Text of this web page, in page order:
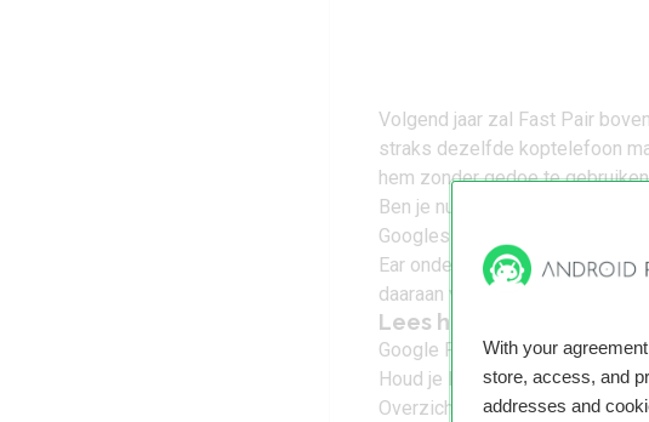
With your
store, access, and
addresses and
Volgend jaar zal Fast Pair
straks dezelfde koptelefoon
hem zonder gedoe te
Ben je nu op zoek naar een
Googles eigen Pixel Buds. Ook
Ear ondersteunen het. Je hebt
daaraan voldoen vrijwel alle
Lees het laatste nieuws
Google Pixel 11 (Pro) komt
Houd je Pixel veilig: installeer
Overzicht: dit weten we al